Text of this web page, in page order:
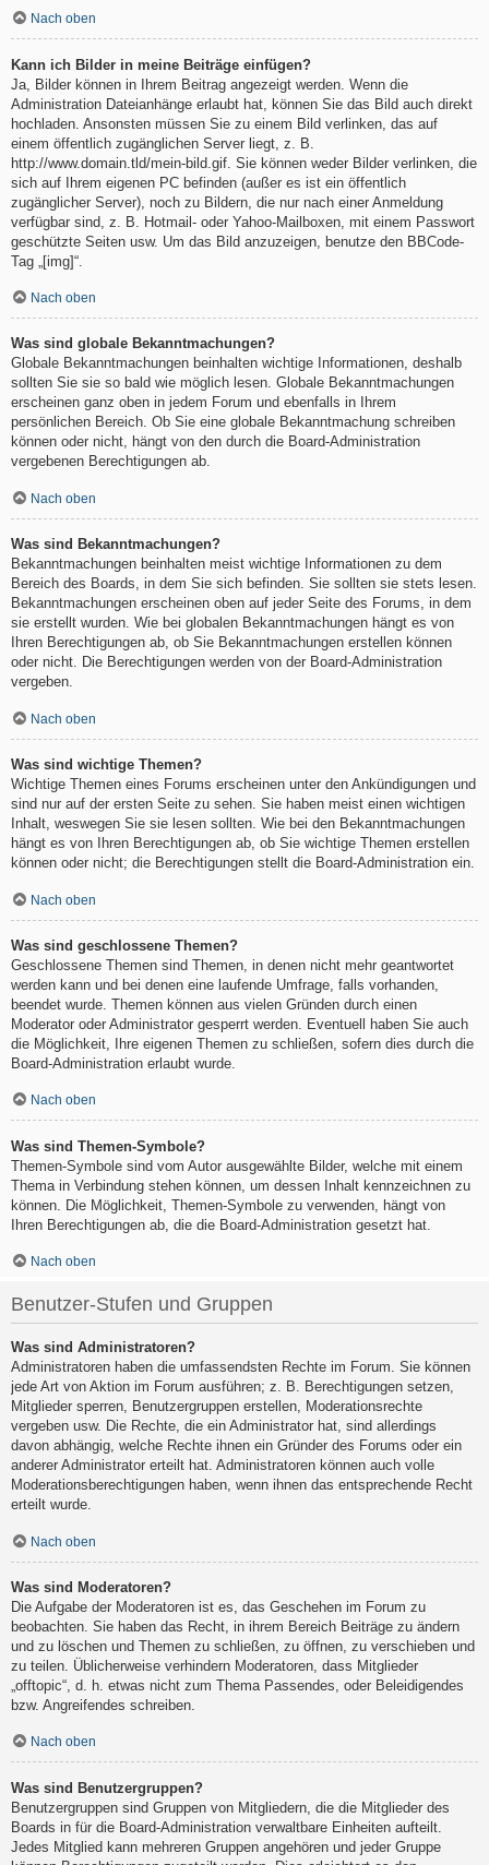
Nach oben
Kann ich Bilder in meine Beiträge einfügen?
Ja, Bilder können in Ihrem Beitrag angezeigt werden. Wenn die
Administration Dateianhänge erlaubt hat, können Sie das Bild auch direkt
hochladen. Ansonsten müssen Sie zu einem Bild verlinken, das auf
einem öffentlich zugänglichen Server liegt, z. B.
http://www.domain.tld/mein-bild.gif. Sie können weder Bilder verlinken, die
sich auf Ihrem eigenen PC befinden (außer es ist ein öffentlich
zugänglicher Server), noch zu Bildern, die nur nach einer Anmeldung
verfügbar sind, z. B. Hotmail- oder Yahoo-Mailboxen, mit einem Passwort
geschützte Seiten usw. Um das Bild anzuzeigen, benutze den BBCode-
Tag „[img]“.
Nach oben
Was sind globale Bekanntmachungen?
Globale Bekanntmachungen beinhalten wichtige Informationen, deshalb
sollten Sie sie so bald wie möglich lesen. Globale Bekanntmachungen
erscheinen ganz oben in jedem Forum und ebenfalls in Ihrem
persönlichen Bereich. Ob Sie eine globale Bekanntmachung schreiben
können oder nicht, hängt von den durch die Board-Administration
vergebenen Berechtigungen ab.
Nach oben
Was sind Bekanntmachungen?
Bekanntmachungen beinhalten meist wichtige Informationen zu dem
Bereich des Boards, in dem Sie sich befinden. Sie sollten sie stets lesen.
Bekanntmachungen erscheinen oben auf jeder Seite des Forums, in dem
sie erstellt wurden. Wie bei globalen Bekanntmachungen hängt es von
Ihren Berechtigungen ab, ob Sie Bekanntmachungen erstellen können
oder nicht. Die Berechtigungen werden von der Board-Administration
vergeben.
Nach oben
Was sind wichtige Themen?
Wichtige Themen eines Forums erscheinen unter den Ankündigungen und
sind nur auf der ersten Seite zu sehen. Sie haben meist einen wichtigen
Inhalt, weswegen Sie sie lesen sollten. Wie bei den Bekanntmachungen
hängt es von Ihren Berechtigungen ab, ob Sie wichtige Themen erstellen
können oder nicht; die Berechtigungen stellt die Board-Administration ein.
Nach oben
Was sind geschlossene Themen?
Geschlossene Themen sind Themen, in denen nicht mehr geantwortet
werden kann und bei denen eine laufende Umfrage, falls vorhanden,
beendet wurde. Themen können aus vielen Gründen durch einen
Moderator oder Administrator gesperrt werden. Eventuell haben Sie auch
die Möglichkeit, Ihre eigenen Themen zu schließen, sofern dies durch die
Board-Administration erlaubt wurde.
Nach oben
Was sind Themen-Symbole?
Themen-Symbole sind vom Autor ausgewählte Bilder, welche mit einem
Thema in Verbindung stehen können, um dessen Inhalt kennzeichnen zu
können. Die Möglichkeit, Themen-Symbole zu verwenden, hängt von
Ihren Berechtigungen ab, die die Board-Administration gesetzt hat.
Nach oben
Benutzer-Stufen und Gruppen
Was sind Administratoren?
Administratoren haben die umfassendsten Rechte im Forum. Sie können
jede Art von Aktion im Forum ausführen; z. B. Berechtigungen setzen,
Mitglieder sperren, Benutzergruppen erstellen, Moderationsrechte
vergeben usw. Die Rechte, die ein Administrator hat, sind allerdings
davon abhängig, welche Rechte ihnen ein Gründer des Forums oder ein
anderer Administrator erteilt hat. Administratoren können auch volle
Moderationsberechtigungen haben, wenn ihnen das entsprechende Recht
erteilt wurde.
Nach oben
Was sind Moderatoren?
Die Aufgabe der Moderatoren ist es, das Geschehen im Forum zu
beobachten. Sie haben das Recht, in ihrem Bereich Beiträge zu ändern
und zu löschen und Themen zu schließen, zu öffnen, zu verschieben und
zu teilen. Üblicherweise verhindern Moderatoren, dass Mitglieder
„offtopic“, d. h. etwas nicht zum Thema Passendes, oder Beleidigendes
bzw. Angreifendes schreiben.
Nach oben
Was sind Benutzergruppen?
Benutzergruppen sind Gruppen von Mitgliedern, die die Mitglieder des
Boards in für die Board-Administration verwaltbare Einheiten aufteilt.
Jedes Mitglied kann mehreren Gruppen angehören und jeder Gruppe